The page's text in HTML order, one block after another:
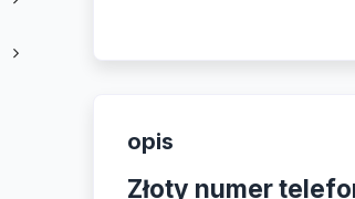
opis
Złoty numer